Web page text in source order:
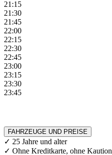
21:15
21:30
21:45
22:00
22:15
22:30
22:45
23:00
23:15
23:30
23:45
FAHRZEUGE UND PREISE
✓ 25 Jahre und alter
✓ Ohne Kreditkarte, ohne Kaution